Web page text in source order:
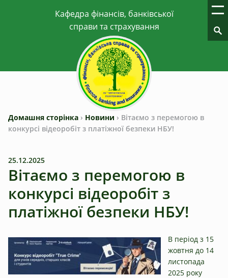
Домашня сторінка › Новини › Вітаємо з перемогою в
конкурсі відеоробіт з платіжної безпеки НБУ!
25.12.2025
Вітаємо з перемогою в
конкурсі відеоробіт з
платіжної безпеки НБУ!
В період з 15
жовтня до 14
листопада
2025 року